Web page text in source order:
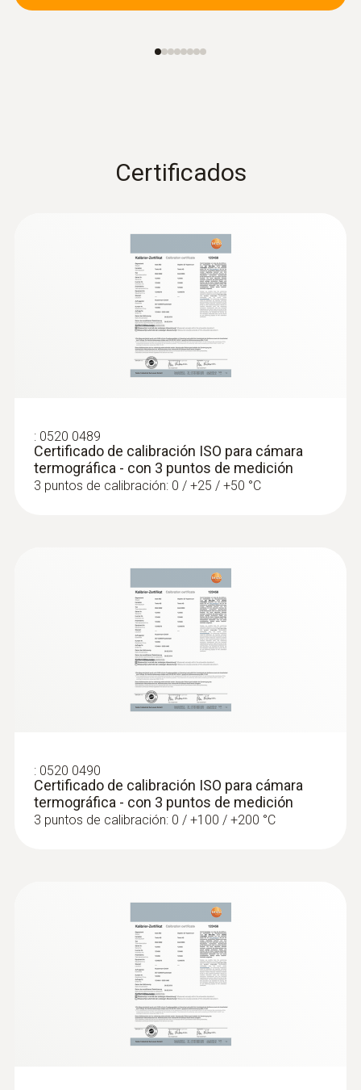
Localización precisa de fugas en
tejados planos
Detección de zonas húmedas en tejados:
Las cámaras termográficas muestran las
zonas en el tejado que presentan
acumulaciones de humedad o daños en el
aislamiento mediante las diferencias de
Mayor fiabilidad en la garantía
Una cámara termográfica de Testo ofrece
apoyo para el control del proceso y la
garantía de la calidad en el producto
Detección sin contacto de cuerpos
extraños en los procesos de producción y
anomalías en la distribución de
llenado en depósitos cerrados de líquidos
Medición de temperaturas altas desde
una distancia segura: Algunos de los
modelos de cámara termográfica de
Testo miden incluso hasta 1200 °C con la
opción de alta temperatura
Uso ideal en el mantenimiento industrial
Certificados
: 0520 0489
Certificado de calibración ISO para cámara
termográfica - con 3 puntos de medición
3 puntos de calibración: 0 / +25 / +50 °C
: 0520 0490
Certificado de calibración ISO para cámara
termográfica - con 3 puntos de medición
3 puntos de calibración: 0 / +100 / +200 °C